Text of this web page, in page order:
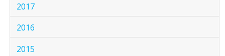
2017
2016
2015